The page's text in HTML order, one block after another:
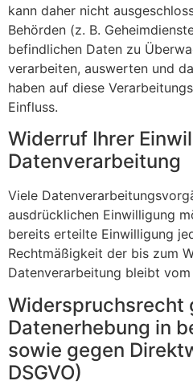
kann daher nicht
Behörden (z. B.
befindlichen Daten zu
verarbeiten, auswerten und
haben auf diese
Einfluss.
Widerruf Ihrer
Datenverarbeitung
Viele
ausdrücklichen Einwilligung
bereits erteilte Einwilligung
Rechtmäßigkeit der bis zum
Datenverarbeitung bleibt
Widerspruchsrecht
Datenerhebung in
sowie gegen
DSGVO)